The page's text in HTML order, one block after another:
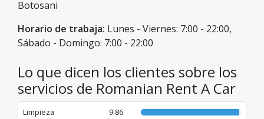
técnico, seguros incluidos y tarifas competitivas adaptadas a
todo de forma sencilla y disfrute de un viaje seguro a
precios bajos!
Botosani
Horario de trabaja: Lunes - Viernes: 7:00 - 22:00,
Sábado - Domingo: 7:00 - 22:00
Lo que dicen los clientes sobre los
servicios de Romanian Rent A Car
Limpieza
9.86